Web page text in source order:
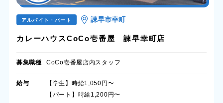
アルバイト・パート 諫早市幸町
カレーハウスCoCo壱番屋 諫早幸町店
募集職種 CoCo壱番屋店内スタッフ
給与
【学生】時給1,050円〜
【パート】時給1,200円〜